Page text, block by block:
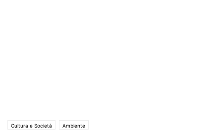
Cultura e Società Ambiente